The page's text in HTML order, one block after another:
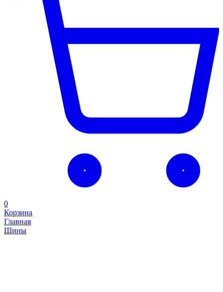
0
Корзина
Главная
Шины